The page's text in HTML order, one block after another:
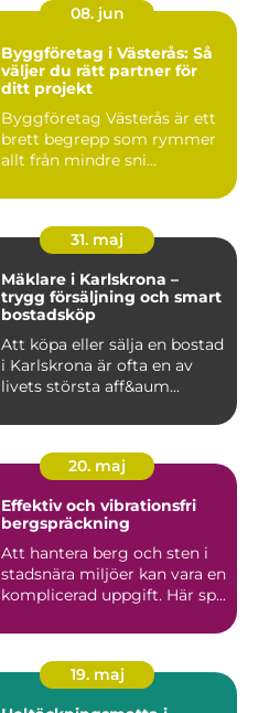
08. jun
Byggföretag i Västerås: Så
väljer du rätt partner för
ditt projekt
Byggföretag Västerås är ett
brett begrepp som rymmer
allt från mindre sni...
31. maj
Mäklare i Karlskrona –
trygg försäljning och smart
bostadsköp
Att köpa eller sälja en bostad
i Karlskrona är ofta en av
livets största aff&aum...
20. maj
Effektiv och vibrationsfri
bergspräckning
Att hantera berg och sten i
stadsnära miljöer kan vara en
komplicerad uppgift. Här sp...
19. maj